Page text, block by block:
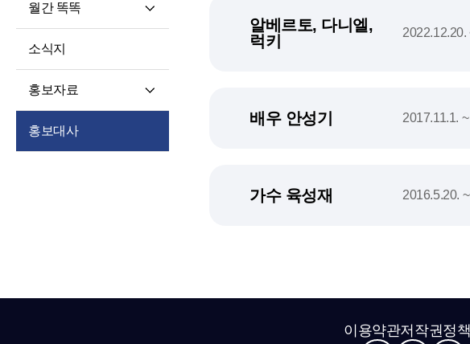
월간 똑똑
소식지
홍보자료
홍보대사
알베르토, 다니엘,
럭키
2022.12.20.
배우 안성기 2017.11.1.
가수 육성재 2016.5.20.
이용약관저작권정책